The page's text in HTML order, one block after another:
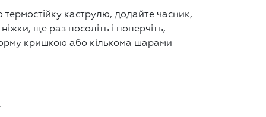
термостійку каструлю, додайте часник,
ще раз посоліть і поперчіть,
кришкою або кількома шарами